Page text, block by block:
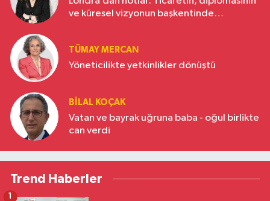
ve küresel vizyonun başkentinde
TÜMAY MERCAN
Yöneticilikte yetkinlikler dönüştü
BILAL KOÇAK
Vatan ve bayrak uğruna baba - oğul birlikte
can verdi
Trend Haberler
1